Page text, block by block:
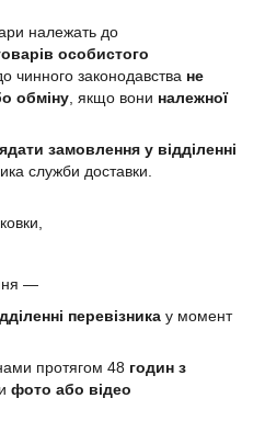
належать до
особистого
до чинного законодавства не
обміну , якщо вони належної
замовлення у відділенні
служби доставки.
—
перевізника у момент
протягом 48 годин з
фото або відео